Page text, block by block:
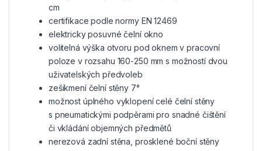
cm
certifikace podle normy EN 12469
elektricky posuvné čelní okno
volitelná výška otvoru pod oknem v pracovní
poloze v rozsahu 160-250 mm s možností dvou
uživatelských předvoleb
zešikmení čelní stěny 7°
možnost úplného vyklopení celé čelní stěny
s pneumatickými podpěrami pro snadné čištění
či vkládání objemných předmětů
nerezová zadní stěna, prosklené boční stěny